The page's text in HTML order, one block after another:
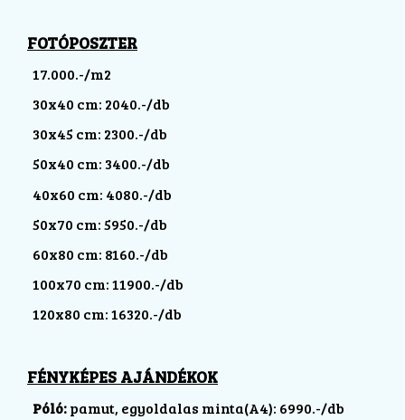
FOTÓPOSZTER
17.000.-/m2
30x40 cm: 2040.-/db
30x45 cm: 2300.-/db
50x40 cm: 3400.-/db
40x60 cm: 4080.-/db
50x70 cm: 5950.-/db
60x80 cm: 8160.-/db
100x70 cm: 11900.-/db
120x80 cm: 16320.-/db
FÉNYKÉPES AJÁNDÉKOK
Póló:pamut, egyoldalas minta(A4): 6990.-/db